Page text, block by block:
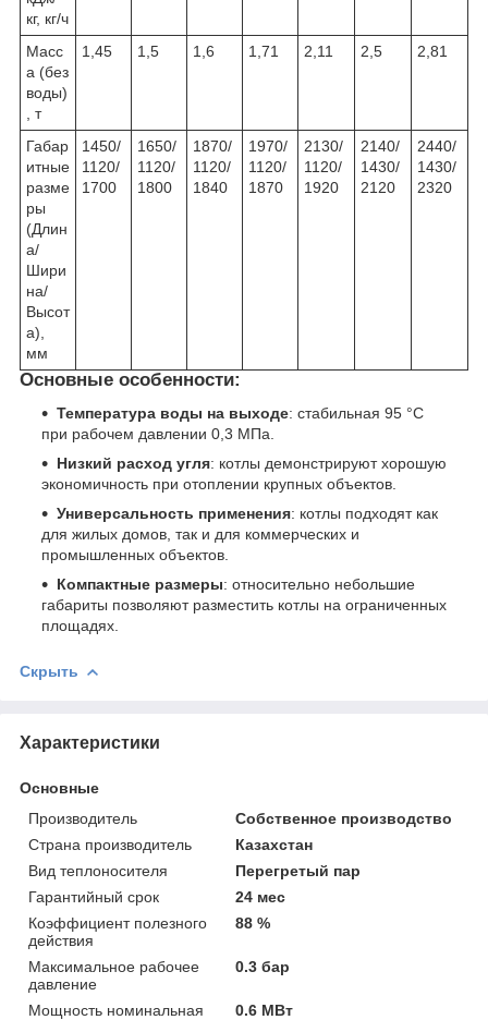
кг, кг/ч
Масс
а (без
воды)
, т
1,45 1,5 1,6 1,71 2,11 2,5 2,81
Габар
итные
разме
ры
(Длин
а/
Шири
на/
Высот
а),
мм
1450/
1120/
1700
1650/
1120/
1800
1870/
1120/
1840
1970/
1120/
1870
2130/
1120/
1920
2140/
1430/
2120
2440/
1430/
2320
Основные особенности:
Температура воды на выходе: стабильная 95 °С
при рабочем давлении 0,3 МПа.
Низкий расход угля: котлы демонстрируют хорошую
экономичность при отоплении крупных объектов.
Универсальность применения: котлы подходят как
для жилых домов, так и для коммерческих и
промышленных объектов.
Компактные размеры: относительно небольшие
габариты позволяют разместить котлы на ограниченных
площадях.
Скрыть
Характеристики
Основные
Производитель
Собственное производство
Страна производитель
Казахстан
Вид теплоносителя
Перегретый пар
Гарантийный срок
24 мес
Коэффициент полезного
действия
88 %
Максимальное рабочее
давление
0.3 бар
Мощность номинальная
0.6 МВт